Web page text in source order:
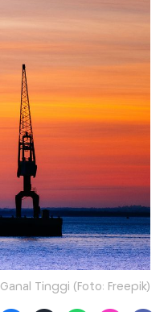
Tinggi (Foto: Freepik)